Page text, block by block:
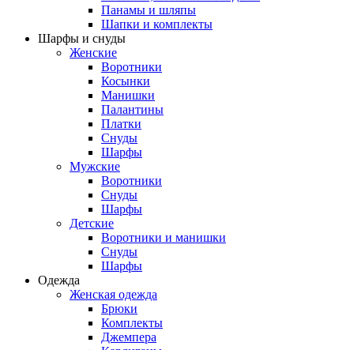
Панамы и шляпы
Шапки и комплекты
Шарфы и снуды
Женские
Воротники
Косынки
Манишки
Палантины
Платки
Снуды
Шарфы
Мужские
Воротники
Снуды
Шарфы
Детские
Воротники и манишки
Снуды
Шарфы
Одежда
Женская одежда
Брюки
Комплекты
Джемпера